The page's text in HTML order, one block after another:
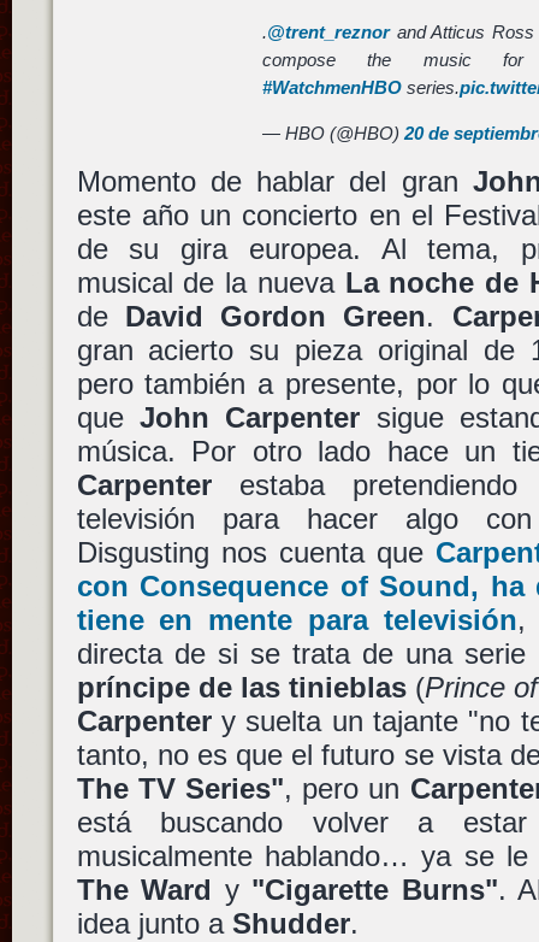
.@trent_reznorand Atticus
compose the music for
#WatchmenHBO series.
— HBO (@HBO)20 de
Momento de hablar del gran
este año un concierto en el
de su gira europea. Al tema,
musical de la nueva La noche de
de David Gordon Green.
gran acierto su pieza original de
pero también a presente, por lo
que John Carpenter sigue
música. Por otro lado hace un
Carpenterestaba
televisión para hacer algo
Disgusting nos cuenta que
con Consequence of Sound, ha
tiene en mente para televisión,
directa de si se trata de una
príncipe de las tinieblas(Prince
Carpentery suelta un tajante "no
tanto, no es que el futuro se vista
The TV Series", pero un
está buscando volver a
musicalmente hablando… ya se
The Ward y "Cigarette Burns".
idea junto a Shudder.